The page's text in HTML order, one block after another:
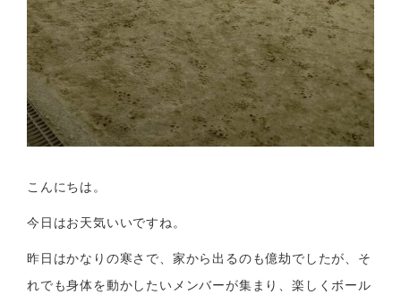
こんにちは。
今日はお天気いいですね。
昨日はかなりの寒さで、家から出るのも億劫でしたが、そ
れでも身体を動かしたいメンバーが集まり、楽しくボール